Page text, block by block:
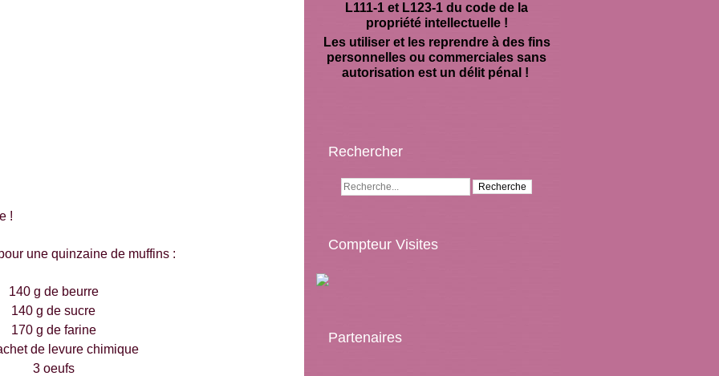
!
une quinzaine de muffins :
140 g de beurre
140 g de sucre
170 g de farine
de levure chimique
3 oeufs
L111-1 et L123-1 du code de la
propriété intellectuelle !
Les utiliser et les reprendre à des fins
personnelles ou commerciales sans
autorisation est un délit pénal !
Rechercher
Compteur Visites
Partenaires